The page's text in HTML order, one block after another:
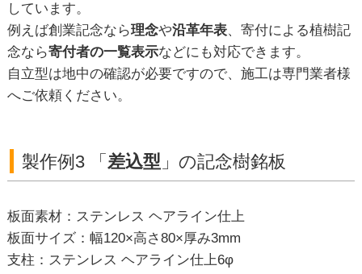
しています。
例えば創業記念なら理念や沿革年表、寄付による植樹記
念なら寄付者の一覧表示などにも対応できます。
自立型は地中の確認が必要ですので、施工は専門業者様
へご依頼ください。
製作例3 「 差込型 」の記念樹銘板
板面素材：ステンレス ヘアライン仕上
板面サイズ：幅120×高さ80×厚み3mm
支柱：ステンレス ヘアライン仕上6φ